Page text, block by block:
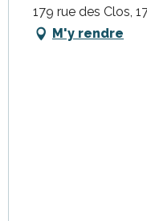
179 rue des Clos,
M'y rendre